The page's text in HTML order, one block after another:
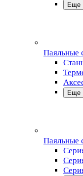
Еще
Паяльные
Еще
Паяльные